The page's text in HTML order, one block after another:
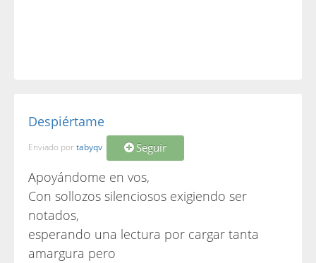
Despiértame
Enviado por tabyqv Seguir
Apoyándome en vos,
Con sollozos silenciosos exigiendo ser
notados,
esperando una lectura por cargar tanta
amargura pero